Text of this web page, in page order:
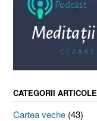
CATEGORII ARTICOLE
Cartea veche (43)